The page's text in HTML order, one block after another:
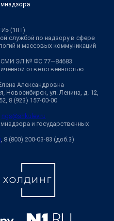
(18+)
службой по надзору в сфере
и массовых коммуникаций
СМИ ЭЛ № ФС 77—84683
ответственностью
Александровна
Новосибирск, ул. Ленина, д. 12,
8 (923) 157-00-00
ngs@shkulev.ru
и государственных
, 8 (800) 200-03-83 (доб.3)